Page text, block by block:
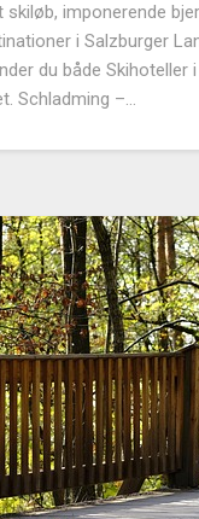
imponerende
i Salzburger
du både Skihoteller
Schladming –…